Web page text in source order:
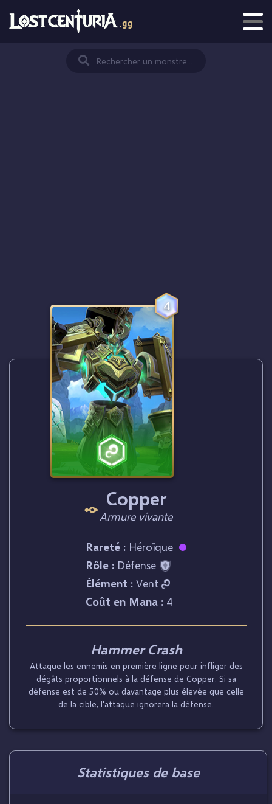
4
Copper
Armure vivante
Rareté : Héroïque
Rôle : Défense
Élément : Vent
Coût en Mana : 4
Hammer Crash
Attaque les ennemis en première ligne pour infliger des
dégâts proportionnels à la défense de Copper. Si sa
défense est de 50% ou davantage plus élevée que celle
de la cible, l'attaque ignorera la défense.
Statistiques de base